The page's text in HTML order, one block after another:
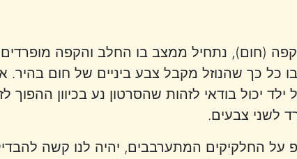
(חום), נתחיל ממצב בו החלב והקפה מופרדים
כל כך שהנוזל מקבל צבע ביניים של חום בהיר.
יכול בודאי לזהות שהסרטון נע בכיוון ההפוך
לשני צבעים.
על החלקיקים המתערבבים, יהיה לנו קשה